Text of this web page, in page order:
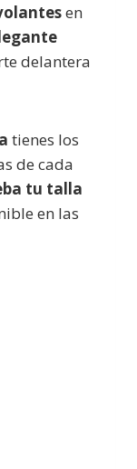
en
delantera
tienes los
de cada
tu talla
en las